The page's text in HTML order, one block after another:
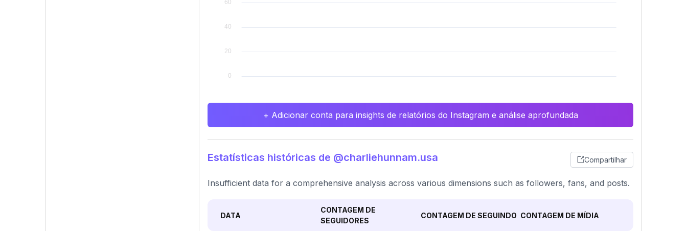
+ Adicionar conta para insights de relatórios do Instagram e análise aprofundada
Estatísticas históricas de @charliehunnam.usa Compartilhar
Insufficient data for a comprehensive analysis across various dimensions such as followers, fans, and posts.
DATA
CONTAGEM DE
SEGUIDORES
CONTAGEM DE SEGUINDO CONTAGEM DE MÍDIA